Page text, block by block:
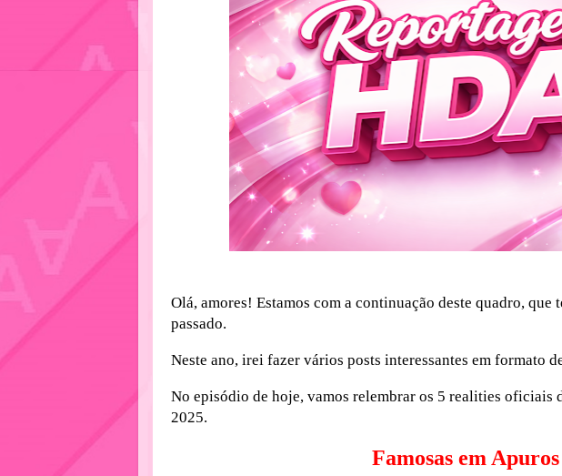
Olá, amores! Estamos com a continuação deste quadro, que
passado.
Neste ano, irei fazer vários posts interessantes em formato
No episódio de hoje, vamos relembrar os 5 realities oficiais
2025.
Famosas em Apuros